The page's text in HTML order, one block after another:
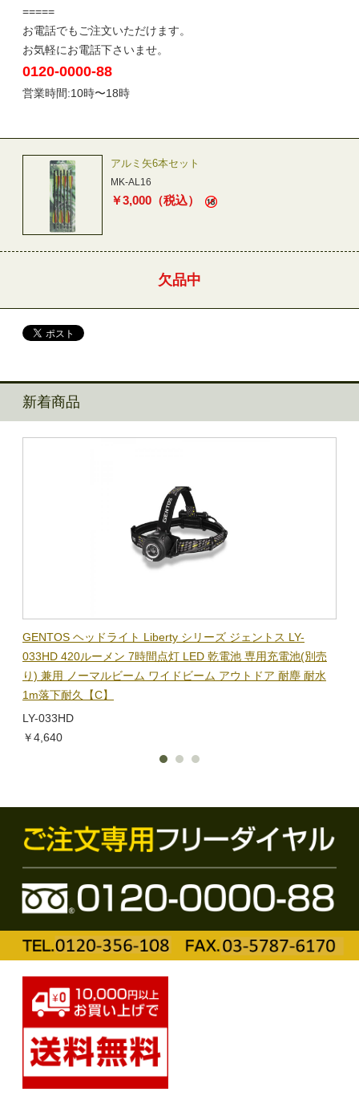
=====
お電話でもご注文いただけます。
お気軽にお電話下さいませ。
0120-0000-88
営業時間:10時〜18時
アルミ矢6本セット
MK-AL16
￥3,000 （税込）
欠品中
新着商品
GENTOS ヘッドライト Liberty シリーズ ジェントス LY-
033HD 420ルーメン 7時間点灯 LED 乾電池 専用充電池(別売
り) 兼用 ノーマルビーム ワイドビーム アウトドア 耐塵 耐水
1m落下耐久【C】
LY-033HD
￥4,640